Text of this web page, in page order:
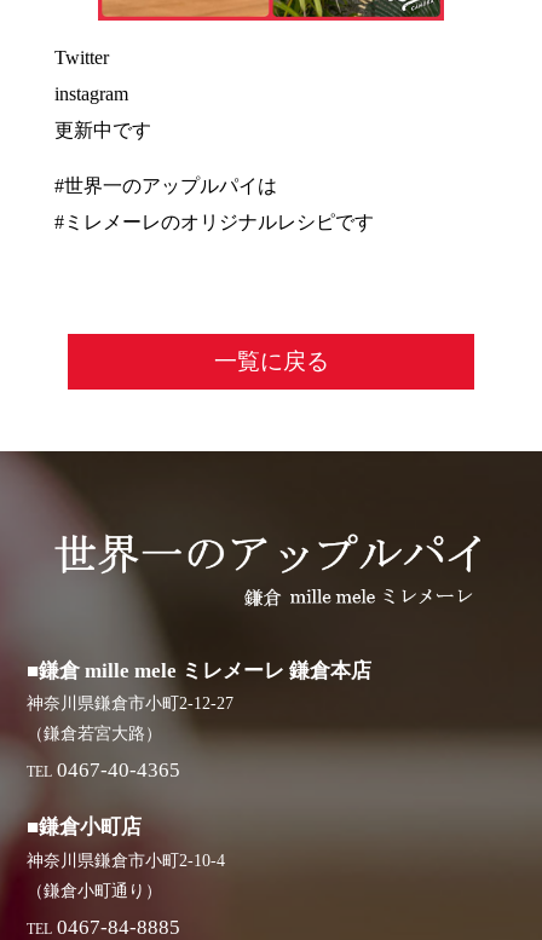
Twitter
instagram
更新中です
#世界一のアップルパイは
#ミレメーレのオリジナルレシピです
一覧に戻る
■鎌倉 mille mele ミレメーレ 鎌倉本店
神奈川県鎌倉市小町2-12-27
（鎌倉若宮大路）
TEL 0467-40-4365
■鎌倉小町店
神奈川県鎌倉市小町2-10-4
（鎌倉小町通り）
TEL 0467-84-8885